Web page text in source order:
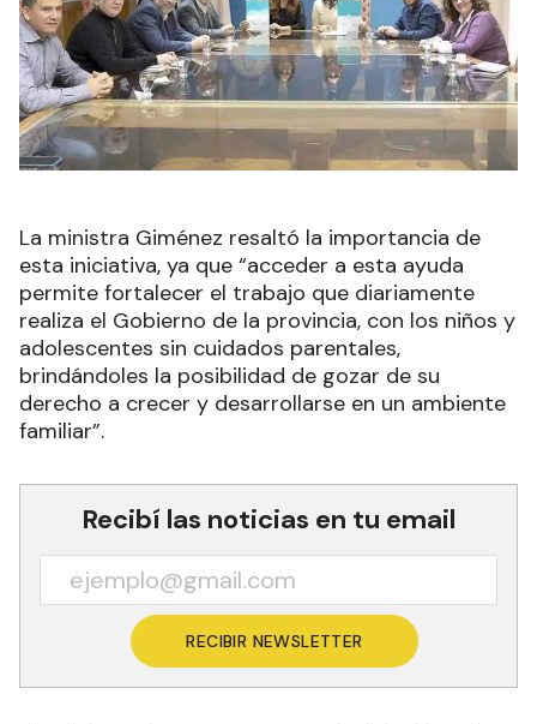
La ministra Giménez resaltó la importancia de
esta iniciativa, ya que “acceder a esta ayuda
permite fortalecer el trabajo que diariamente
realiza el Gobierno de la provincia, con los niños y
adolescentes sin cuidados parentales,
brindándoles la posibilidad de gozar de su
derecho a crecer y desarrollarse en un ambiente
familiar”.
Recibí las noticias en tu email
RECIBIR NEWSLETTER